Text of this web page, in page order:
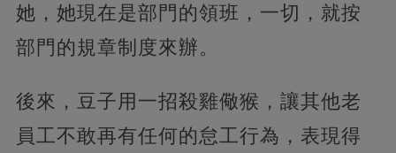
她，她現在是部門的領班，一切，就按
部門的規章制度來辦。
後來，豆子用一招殺雞儆猴，讓其他老
員工不敢再有任何的怠工行為，表現得